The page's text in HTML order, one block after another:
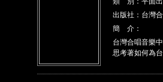
出版社：台灣
簡 介：
台灣合唱音樂
思考著如何為